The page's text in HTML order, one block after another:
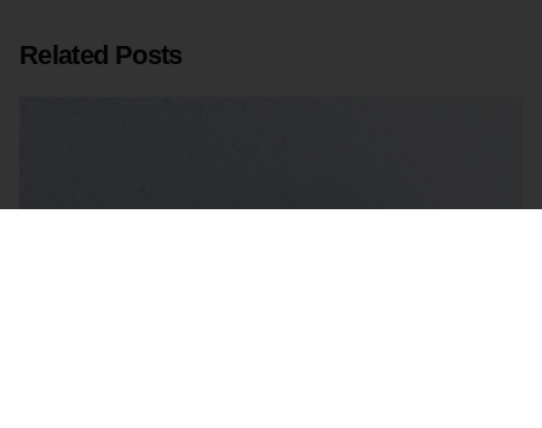
Related Posts